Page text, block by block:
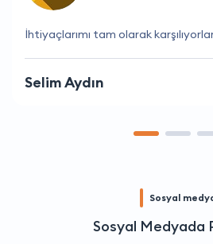
Çalışanlar çok bilgili ve yardımsever.
Özgür Turan
Sosyal
Sosyal Medyada